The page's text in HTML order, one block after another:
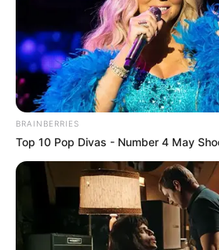
Με αλυσίδες πρέπει να είναι
θέση Ράχη της Στενής – Φωτό
BRAINBERRIES
Top 10 Pop Divas - Number 4 May